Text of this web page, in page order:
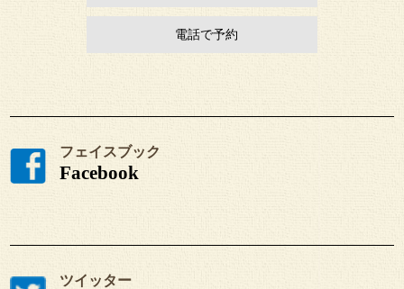
電話で予約
フェイスブック
Facebook
ツイッター